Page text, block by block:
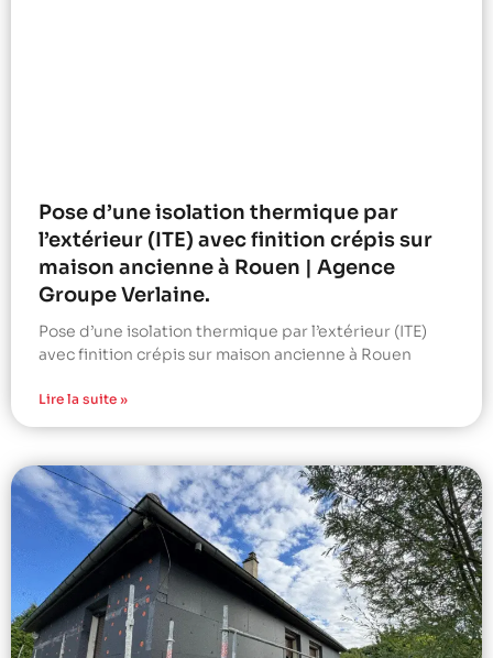
Pose d’une isolation thermique par
l’extérieur (ITE) avec finition crépis sur
maison ancienne à Rouen | Agence
Groupe Verlaine.
Pose d’une isolation thermique par l’extérieur (ITE)
avec finition crépis sur maison ancienne à Rouen
Lire la suite »